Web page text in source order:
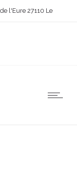
l'Eure 27110 Le